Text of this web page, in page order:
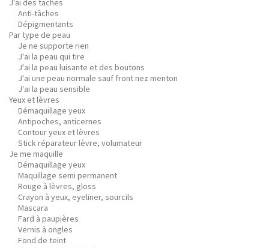
J'ai des taches
Anti-tâches
Dépigmentants
Par type de peau
Je ne supporte rien
J'ai la peau qui tire
J'ai la peau luisante et des boutons
J'ai une peau normale sauf front nez menton
J'ai la peau sensible
Yeux et lèvres
Démaquillage yeux
Antipoches, anticernes
Contour yeux et lèvres
Stick réparateur lèvre, volumateur
Je me maquille
Démaquillage yeux
Maquillage semi permanent
Rouge à lèvres, gloss
Crayon à yeux, eyeliner, sourcils
Mascara
Fard à paupières
Vernis à ongles
Fond de teint